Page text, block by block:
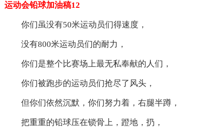
运动会铅球加油稿12
你们虽没有50米运动员们得速度，
没有800米运动员们的耐力，
你们是整个比赛场上最无私奉献的人们，
你们被跑步的运动员们抢尽了风头，
但你们依然沉默，你们努力着，右腿半蹲，
把重重的铅球压在锁骨上，蹬地，扔，